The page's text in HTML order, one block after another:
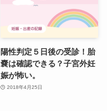
陽性判定５日後の受診！胎
嚢は確認できる？子宮外妊
娠が怖い。
2018年4月25日